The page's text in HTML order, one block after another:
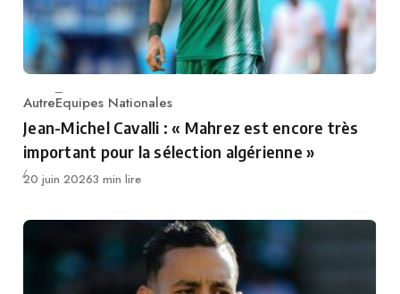
Category
AutreEquipes Nationales
Jean-Michel Cavalli : « Mahrez est encore très
important pour la sélection algérienne »
Publié
20 juin 20263 min lire